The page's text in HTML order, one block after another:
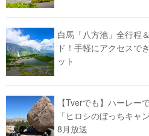
白馬「八方池」全行程
ド！手軽にアクセスで
ット
【Tverでも】ハーレー
「ヒロシのぼっちキャ
8月放送